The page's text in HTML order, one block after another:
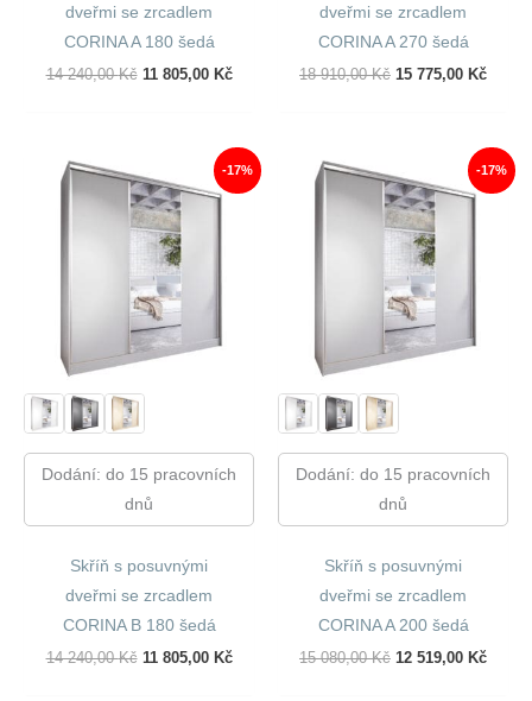
dveřmi se zrcadlem
CORINA A 180 šedá
14 240,00Kč Původní
11 805,00 KčAktuální
805,00 Kč.
dveřmi se zrcadlem
CORINA A 270 šedá
18 910,00Kč Původní
15 775,00 Kč
-17%
Dodání: do 15 pracovních
dnů
Skříň s posuvnými
dveřmi se zrcadlem
CORINA B 180 šedá
14 240,00Kč Původní
11 805,00 KčAktuální
-17%
Dodání: do 15 pracovních
dnů
Skříň s posuvnými
dveřmi se zrcadlem
CORINA A 200 šedá
15 080,00Kč Původní
12 519,00 Kč